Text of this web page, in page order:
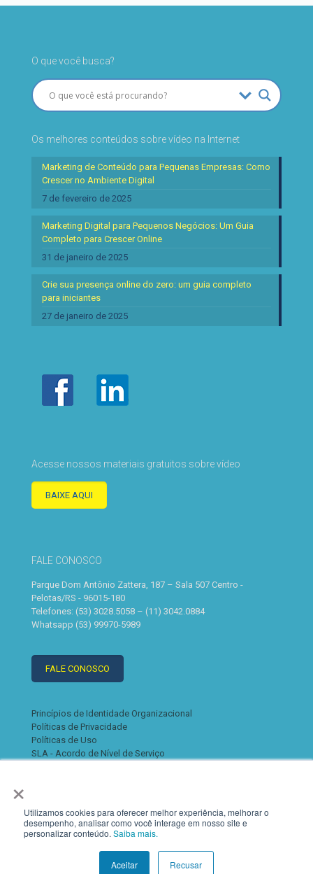
×
Utilizamos cookies para oferecer melhor experiência, melhorar o
desempenho, analisar como você interage em nosso site e
personalizar conteúdo. Saiba mais.
Aceitar Recusar
O que você busca?
Os melhores conteúdos sobre vídeo na Internet
Marketing de Conteúdo para Pequenas Empresas: Como
Crescer no Ambiente Digital
7 de fevereiro de 2025
Marketing Digital para Pequenos Negócios: Um Guia
Completo para Crescer Online
31 de janeiro de 2025
Crie sua presença online do zero: um guia completo
para iniciantes
27 de janeiro de 2025
Acesse nossos materiais gratuitos sobre vídeo
BAIXE AQUI
FALE CONOSCO
Parque Dom Antônio Zattera, 187 – Sala 507 Centro -
Pelotas/RS - 96015-180
Telefones: (53) 3028.5058 – (11) 3042.0884
Whatsapp (53) 99970-5989
FALE CONOSCO
Princípios de Identidade Organizacional
Políticas de Privacidade
Políticas de Uso
SLA - Acordo de Nível de Serviço